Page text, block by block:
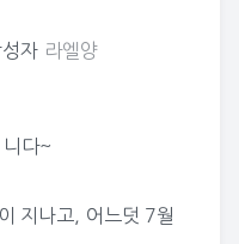
성자 라엘양
다~
지나고, 어느덧 7월